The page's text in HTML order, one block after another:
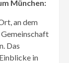
München:
an dem
Das
in